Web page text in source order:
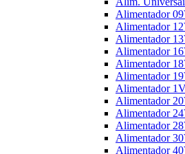
Alimentador
Alimentador
Alimentador
Alimentador
Alimentador
Alimentador
Alimentador
Alimentador
Alimentador
Alimentador
Alimentador
Alimentador